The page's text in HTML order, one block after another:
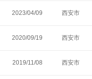
2023/04/09 西安市
2020/09/19 西安市
2019/11/08 西安市